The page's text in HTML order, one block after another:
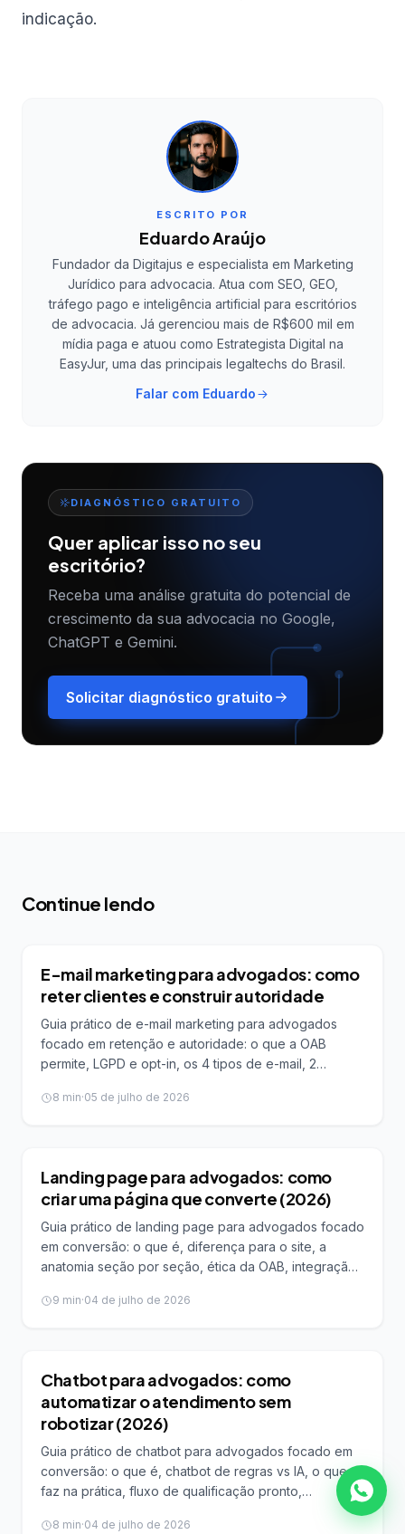
indicação.
ESCRITO POR
Eduardo Araújo
Fundador da Digitajus e especialista em Marketing
Jurídico para advocacia. Atua com SEO, GEO,
tráfego pago e inteligência artificial para escritórios
de advocacia. Já gerenciou mais de R$600 mil em
mídia paga e atuou como Estrategista Digital na
EasyJur, uma das principais legaltechs do Brasil.
Falar com Eduardo
DIAGNÓSTICO GRATUITO
Quer aplicar isso no seu
escritório?
Receba uma análise gratuita do potencial de
crescimento da sua advocacia no Google,
ChatGPT e Gemini.
Solicitar diagnóstico gratuito
Continue lendo
MARKETING JURÍDICO
E-mail marketing para advogados: como
reter clientes e construir autoridade
Guia prático de e-mail marketing para advogados
focado em retenção e autoridade: o que a OAB
permite, LGPD e opt-in, os 4 tipos de e-mail, 2
integração com
8 min·05 de julho de 2026
MARKETING JURÍDICO
Landing page para advogados: como
criar uma página que converte (2026)
Guia prático de landing page para advogados focado
em conversão: o que é, diferença para o site, a
anatomia seção por seção, ética da OAB, integração
9 min·04 de julho de 2026
MARKETING JURÍDICO
Chatbot para advogados: como
automatizar o atendimento sem
robotizar (2026)
Guia prático de chatbot para advogados focado em
conversão: o que é, chatbot de regras vs IA, o que
faz na prática, fluxo de qualificação pronto,
8 min·04 de julho de 2026